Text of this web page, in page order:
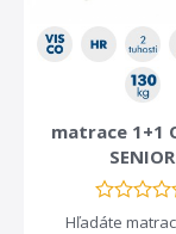
matrace 1+1
SENIOR
Hľadáte